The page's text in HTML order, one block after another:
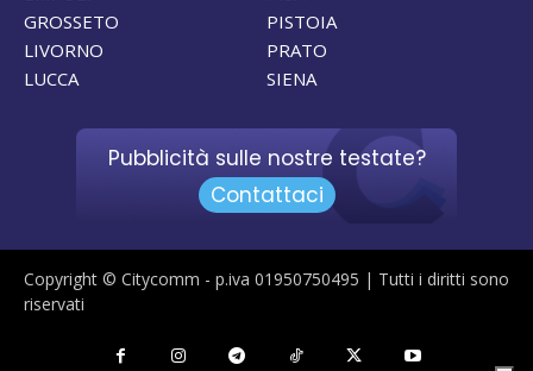
GROSSETO
LIVORNO
LUCCA
PISTOIA
PRATO
SIENA
Pubblicità sulle nostre testate?
Contattaci
Copyright © Citycomm - p.iva 01950750495 | Tutti i diritti sono
riservati